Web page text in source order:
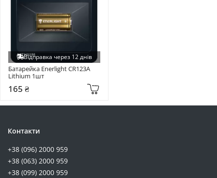
RivaCase (+4)
Toshiba (+4)
V-TAC (+4)
VEGER (+4)
Vision (+4)
Vtoman (+4)
ZMI (+4)
Atria (+3)
KSTAR (+3)
SEKO (+3)
Tommatech (+3)
Відправка через 12 днів
Батарейка Enerlight CR123A
Lithium 1шт
165 ₴
Контакти
+38 (096) 2000 959
+38 (063) 2000 959
+38 (099) 2000 959